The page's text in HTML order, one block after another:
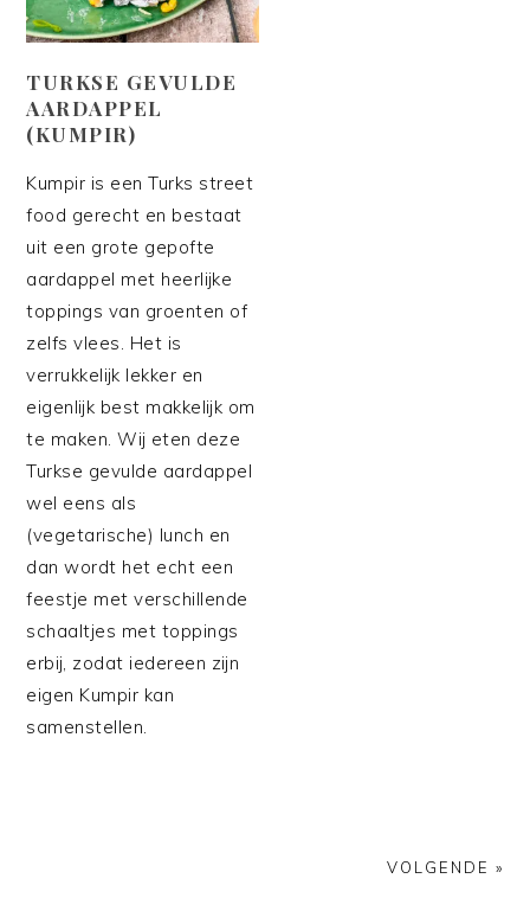
TURKSE GEVULDE
AARDAPPEL
(KUMPIR)
Kumpir is een Turks street
food gerecht en bestaat
uit een grote gepofte
aardappel met heerlijke
toppings van groenten of
zelfs vlees. Het is
verrukkelijk lekker en
eigenlijk best makkelijk om
te maken. Wij eten deze
Turkse gevulde aardappel
wel eens als
(vegetarische) lunch en
dan wordt het echt een
feestje met verschillende
schaaltjes met toppings
erbij, zodat iedereen zijn
eigen Kumpir kan
samenstellen.
VOLGENDE »